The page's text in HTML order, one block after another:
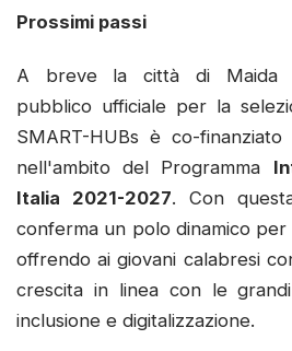
Prossimi passi
A breve la città di Maida
pubblico ufficiale per la
SMART-HUBs è co-
nell'ambito del Programma
Italia 2021-2027. Con
conferma un polo dinamico per
offrendo ai giovani calabresi
crescita in linea con le
inclusione e digitalizzazione.